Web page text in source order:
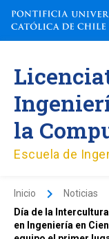
contenido
la
Escuela de
Inicio
Noticias
Día de la
en Ingeniería en